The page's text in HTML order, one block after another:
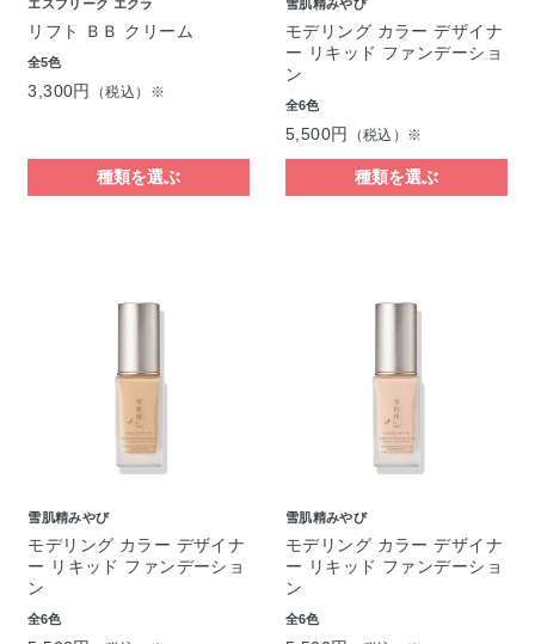
エスプリーク エクラ
リフト ＢＢ クリーム
全5色
3,300円 （税込）※
種類を選ぶ
雪肌精みやび
モデリング カラー デザイナ
ー リキッド ファンデーショ
ン
全6色
5,500円 （税込）※
種類を選ぶ
雪肌精みやび
モデリング カラー デザイナ
ー リキッド ファンデーショ
ン
全6色
雪肌精みやび
モデリング カラー デザイナ
ー リキッド ファンデーショ
ン
全6色